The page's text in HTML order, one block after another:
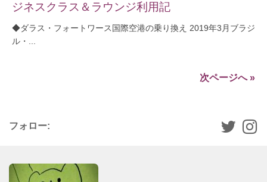
ジネスクラス＆ラウンジ利用記
◆ダラス・フォートワース国際空港の乗り換え 2019年3月ブラジ
ル・...
次ページへ »
フォロー: